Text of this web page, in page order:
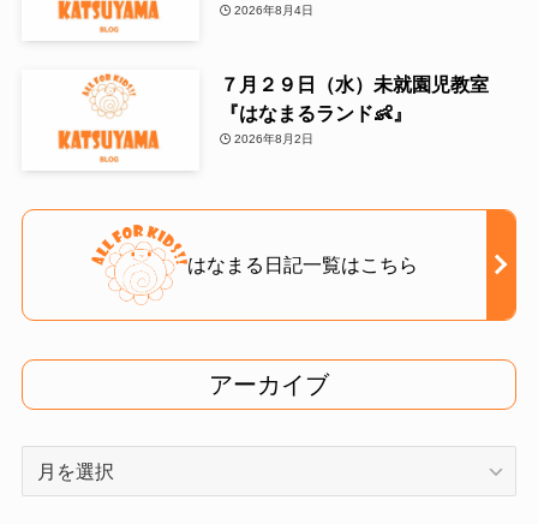
2026年8月4日
７月２９日（水）未就園児教室
『はなまるランド👶』
2026年8月2日
はなまる日記一覧はこちら
アーカイブ